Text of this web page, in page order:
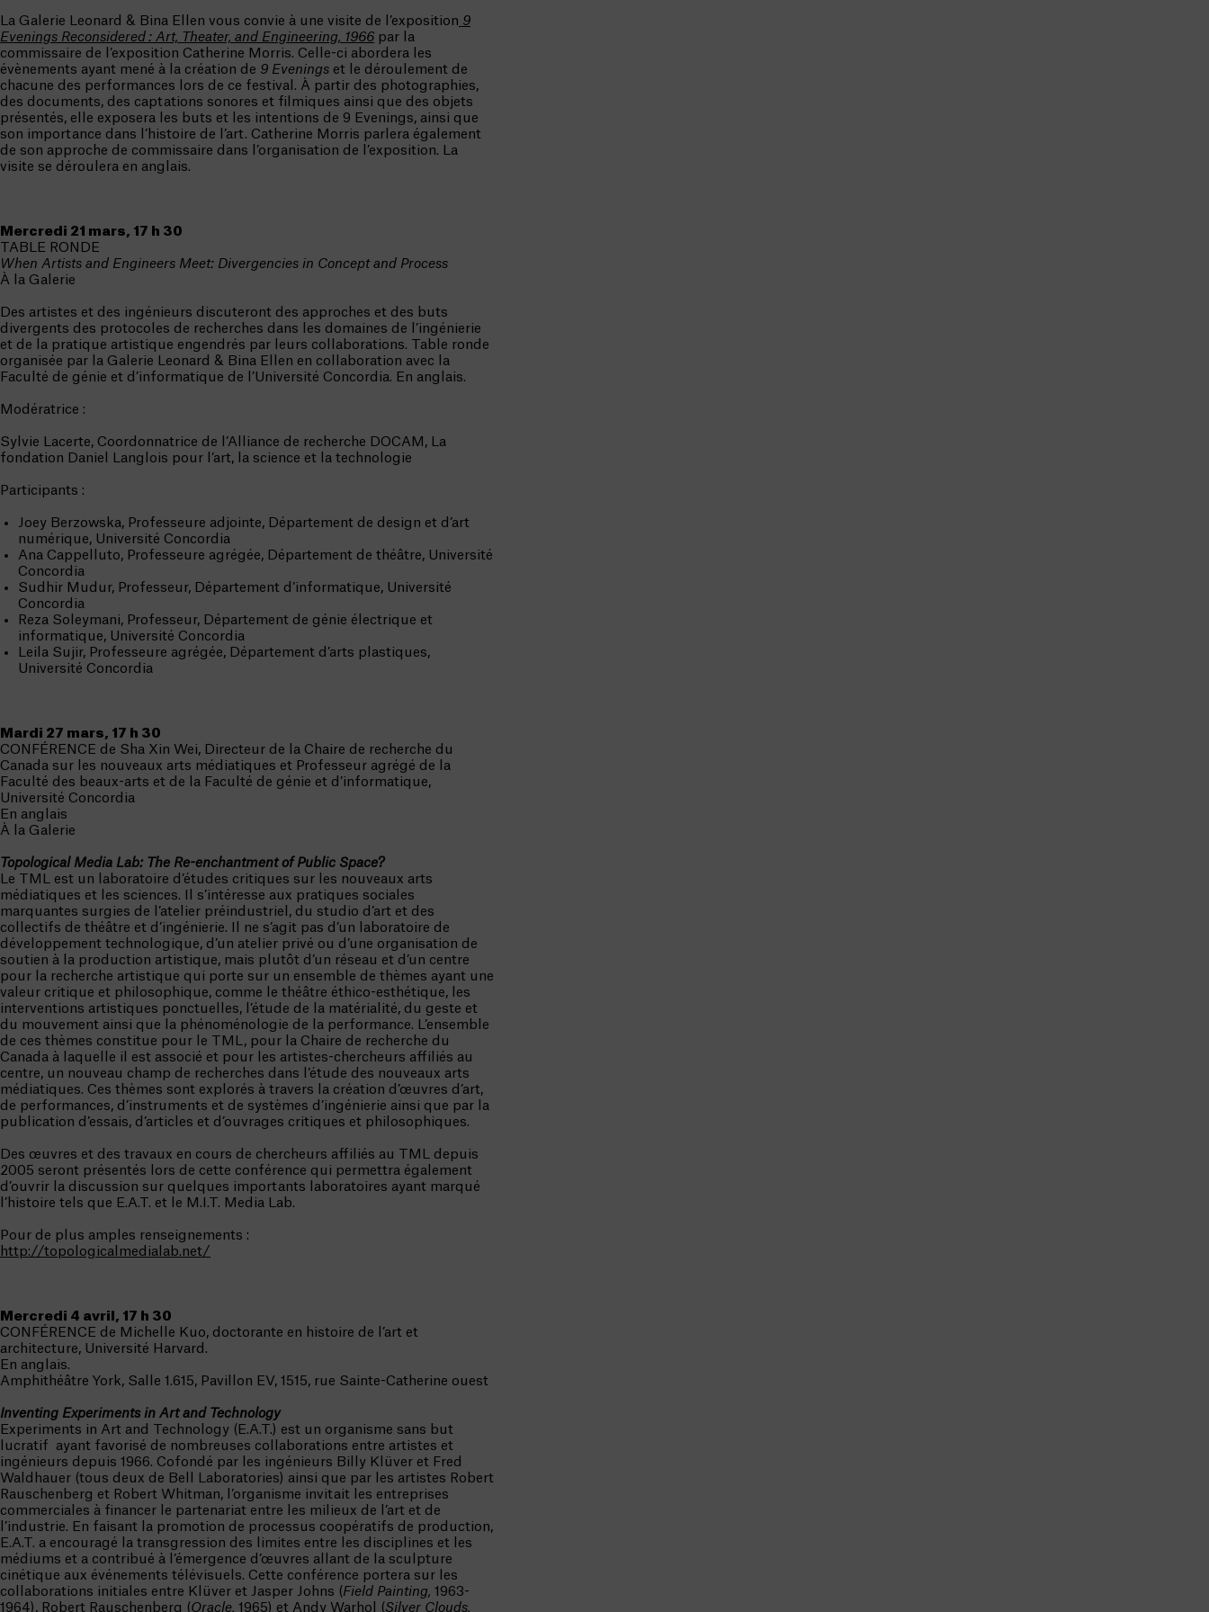
La Galerie Leonard & Bina Ellen vous convie à une visite de l’exposition 9
Evenings Reconsidered : Art, Theater, and Engineering, 1966 par la
commissaire de l’exposition Catherine Morris. Celle-ci abordera les
évènements ayant mené à la création de 9 Evenings et le déroulement de
chacune des performances lors de ce festival. À partir des photographies,
des documents, des captations sonores et filmiques ainsi que des objets
présentés, elle exposera les buts et les intentions de 9 Evenings, ainsi que
son importance dans l’histoire de l’art. Catherine Morris parlera également
de son approche de commissaire dans l’organisation de l’exposition. La
visite se déroulera en anglais.
Mercredi 21 mars, 17 h 30
TABLE RONDE
When Artists and Engineers Meet: Divergencies in Concept and Process
À la Galerie
Des artistes et des ingénieurs discuteront des approches et des buts
divergents des protocoles de recherches dans les domaines de l’ingénierie
et de la pratique artistique engendrés par leurs collaborations. Table ronde
organisée par la Galerie Leonard & Bina Ellen en collaboration avec la
Faculté de génie et d’informatique de l’Université Concordia. En anglais.
Modératrice :
Sylvie Lacerte, Coordonnatrice de l’Alliance de recherche DOCAM, La
fondation Daniel Langlois pour l’art, la science et la technologie
Participants :
Joey Berzowska, Professeure adjointe, Département de design et d’art
numérique, Université Concordia
Ana Cappelluto, Professeure agrégée, Département de théâtre, Université
Concordia
Sudhir Mudur, Professeur, Département d’informatique, Université
Concordia
Reza Soleymani, Professeur, Département de génie électrique et
informatique, Université Concordia
Leila Sujir, Professeure agrégée, Département d’arts plastiques,
Université Concordia
Mardi 27 mars, 17 h 30
CONFÉRENCE de Sha Xin Wei, Directeur de la Chaire de recherche du
Canada sur les nouveaux arts médiatiques et Professeur agrégé de la
Faculté des beaux-arts et de la Faculté de génie et d’informatique,
Université Concordia
En anglais
À la Galerie
Topological Media Lab: The Re-enchantment of Public Space?
Le TML est un laboratoire d’études critiques sur les nouveaux arts
médiatiques et les sciences. Il s’intéresse aux pratiques sociales
marquantes surgies de l’atelier préindustriel, du studio d’art et des
collectifs de théâtre et d’ingénierie. Il ne s’agit pas d’un laboratoire de
développement technologique, d’un atelier privé ou d’une organisation de
soutien à la production artistique, mais plutôt d’un réseau et d’un centre
pour la recherche artistique qui porte sur un ensemble de thèmes ayant une
valeur critique et philosophique, comme le théâtre éthico-esthétique, les
interventions artistiques ponctuelles, l’étude de la matérialité, du geste et
du mouvement ainsi que la phénoménologie de la performance. L’ensemble
de ces thèmes constitue pour le TML, pour la Chaire de recherche du
Canada à laquelle il est associé et pour les artistes-chercheurs affiliés au
centre, un nouveau champ de recherches dans l’étude des nouveaux arts
médiatiques. Ces thèmes sont explorés à travers la création d’œuvres d’art,
de performances, d’instruments et de systèmes d’ingénierie ainsi que par la
publication d’essais, d’articles et d’ouvrages critiques et philosophiques.
Des œuvres et des travaux en cours de chercheurs affiliés au TML depuis
2005 seront présentés lors de cette conférence qui permettra également
d’ouvrir la discussion sur quelques importants laboratoires ayant marqué
l’histoire tels que E.A.T. et le M.I.T. Media Lab.
Pour de plus amples renseignements :
http://topologicalmedialab.net/
Mercredi 4 avril, 17 h 30
CONFÉRENCE de Michelle Kuo, doctorante en histoire de l’art et
architecture, Université Harvard.
En anglais.
Amphithéâtre York, Salle 1.615, Pavillon EV, 1515, rue Sainte-Catherine ouest
Inventing Experiments in Art and Technology
Experiments in Art and Technology (E.A.T.) est un organisme sans but
lucratif ayant favorisé de nombreuses collaborations entre artistes et
ingénieurs depuis 1966. Cofondé par les ingénieurs Billy Klüver et Fred
Waldhauer (tous deux de Bell Laboratories) ainsi que par les artistes Robert
Rauschenberg et Robert Whitman, l’organisme invitait les entreprises
commerciales à financer le partenariat entre les milieux de l’art et de
l’industrie. En faisant la promotion de processus coopératifs de production,
E.A.T. a encouragé la transgression des limites entre les disciplines et les
médiums et a contribué à l’émergence d’œuvres allant de la sculpture
cinétique aux événements télévisuels. Cette conférence portera sur les
collaborations initiales entre Klüver et Jasper Johns (Field Painting, 1963-
1964), Robert Rauschenberg (Oracle, 1965) et Andy Warhol (Silver Clouds,